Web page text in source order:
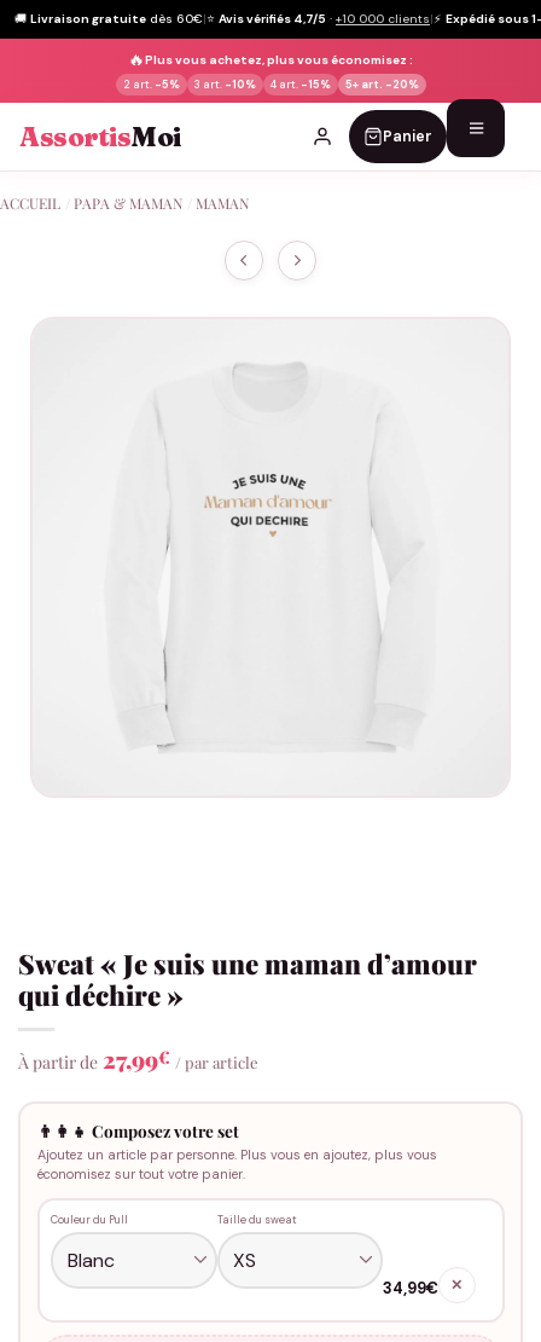
🚚 Livraison gratuite dès 60€|⭐ Avis vérifiés 4,7/5 · +10 000 clients|⚡ Expédié sous
🔥Plus vous achetez, plus vous économisez :
2 art. -5% 3 art. -10% 4 art. -15% 5+ art. -20%
AssortisMoi Panier
au
ACCUEIL PAPA & MAMAN MAMAN
Sweat « Je suis une maman d’amour
qui déchire »
À partir de 27,99€ / par article
👨‍👩‍👧 Composez votre set
Ajoutez un article par personne. Plus vous en ajoutez, plus vous
économisez sur tout votre panier.
Couleur du Pull Taille du sweat
34,99€ ✕